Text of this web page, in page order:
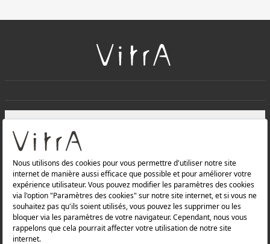
Produits
Politique de confidentialité et politique de protection des